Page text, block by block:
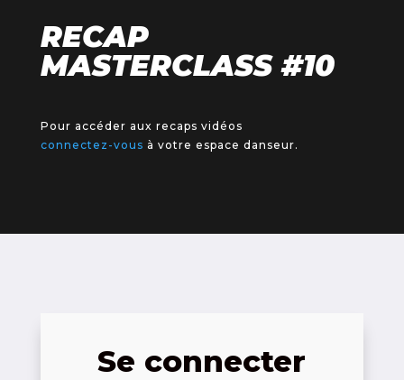
RECAP
MASTERCLASS #10
Pour accéder aux recaps vidéos
connectez-vous à votre espace danseur.
Se connecter